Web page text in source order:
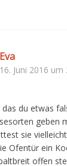
Eva
16. Juni 2016 um
du etwas
geben
sie
Ofentür ein
offen